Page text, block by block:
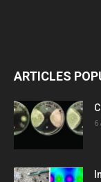
ARTICLES
6